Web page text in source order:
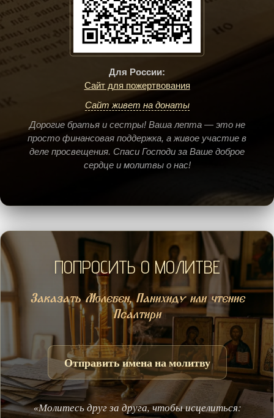
Для России:
Сайт для пожертвования
Сайт живет на донаты
Дорогие братья и сестры! Ваша лепта — это не
просто финансовая поддержка, а живое участие в
деле просвещения. Спаси Господи за Ваше доброе
сердце и молитвы о нас!
ПОПРОСИТЬ О МОЛИТВЕ
Заказать Молебен, Панихиду или чтение
Псалтири
Отправить имена на молитву
«Молитесь друг за друга, чтобы исцелиться: